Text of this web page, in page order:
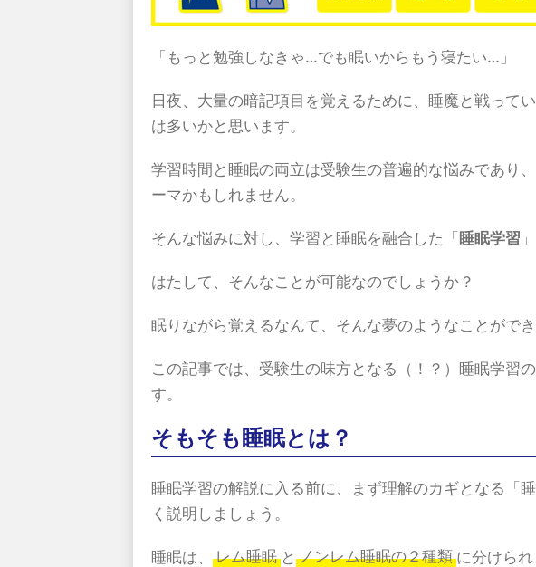
「もっと勉強しなきゃ…でも眠いからもう寝たい…」
日夜、大量の暗記項目を覚えるために、睡魔と戦って
は多いかと思います。
学習時間と睡眠の両立は受験生の普遍的な悩みであり
ーマかもしれません。
そんな悩みに対し、学習と睡眠を融合した「睡眠学習
はたして、そんなことが可能なのでしょうか？
眠りながら覚えるなんて、そんな夢のようなことがで
この記事では、受験生の味方となる（！？）睡眠学習
す。
そもそも睡眠とは？
睡眠学習の解説に入る前に、まず理解のカギとなる「
く説明しましょう。
睡眠は、 レム睡眠と ノンレム睡眠の２種類に分けられ